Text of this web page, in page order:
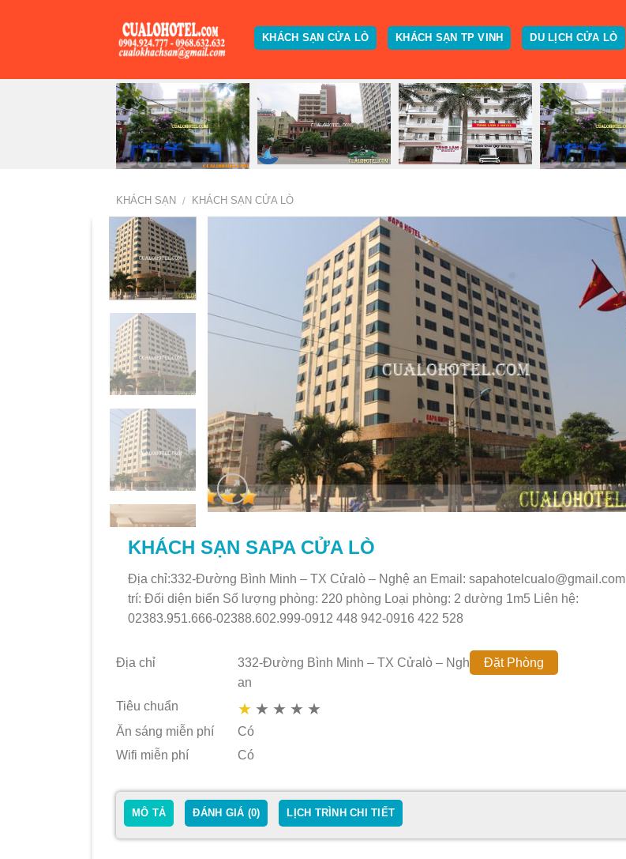
KHÁCH SẠN CỬA LÒ KHÁCH SẠN TP VINH DU LỊCH CỬA LÒ
KHÁCH SẠN / KHÁCH SẠN CỬA LÒ
KHÁCH SẠN SAPA CỬA LÒ
Địa chỉ:332-Đường Bình Minh – TX Cửalò – Nghệ an Email: sapahotelcualo@gmail.com
trí: Đối diện biển Số lượng phòng: 220 phòng Loại phòng: 2 dường 1m5 Liên hệ:
02383.951.666-02388.602.999-0912 448 942-0916 422 528
Địa chỉ
332-Đường Bình Minh – TX Cửalò – Nghệ
an
Tiêu chuẩn
★ ★ ★ ★ ★
Ăn sáng miễn phí
Có
Wifi miễn phí
Có
Đặt Phòng
MÔ TẢ ĐÁNH GIÁ (0) LỊCH TRÌNH CHI TIẾT